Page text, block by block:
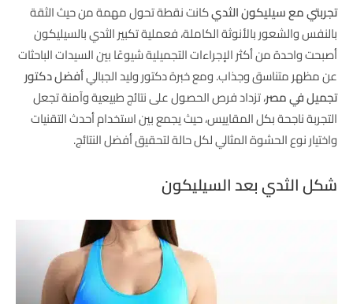
تجربتي مع سيليكون الثديكانت نقطة تحول مهمة من حيث الثقة
بالنفس والشعور بالأنوثة الكاملة، فعملية تكبير الثدي بالسيليكون
أصبحت واحدة من أكثر الإجراءات التجميلية شيوعًا بين السيدات الباحثات
عن مظهر متناسق وجذاب. ومع خبرة دكتور وليد الجباليأفضل دكتور
تجميل في مصر، تزداد فرص الحصول على نتائج طبيعية وآمنة تجعل
التجربة ناجحة بكل المقاييس، حيث يجمع بين استخدام أحدث التقنيات
واختيار نوع الحشوة المثالي لكل حالة لتحقيق أفضل النتائج.
شكل الثدي بعد السيليكون